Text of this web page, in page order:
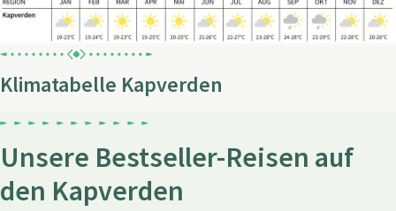
Klimatabelle Kapverden
Unsere Bestseller-Reisen auf
den Kapverden